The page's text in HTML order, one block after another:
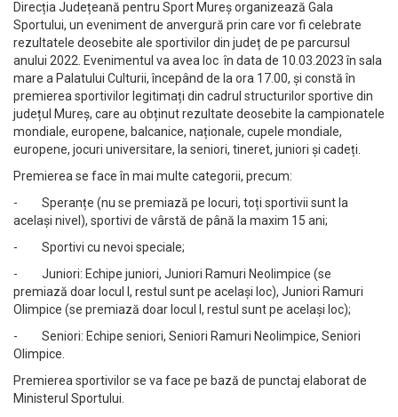
Direcția Județeană pentru Sport Mureș organizează Gala
Sportului, un eveniment de anvergură prin care vor fi celebrate
rezultatele deosebite ale sportivilor din județ de pe parcursul
anului 2022. Evenimentul va avea loc în data de 10.03.2023 în sala
mare a Palatului Culturii, începând de la ora 17.00, și constă în
premierea sportivilor legitimați din cadrul structurilor sportive din
județul Mureș, care au obținut rezultate deosebite la campionatele
mondiale, europene, balcanice, naționale, cupele mondiale,
europene, jocuri universitare, la seniori, tineret, juniori și cadeți.
Premierea se face în mai multe categorii, precum:
- Speranțe (nu se premiază pe locuri, toți sportivii sunt la
același nivel), sportivi de vârstă de până la maxim 15 ani;
- Sportivi cu nevoi speciale;
- Juniori: Echipe juniori, Juniori Ramuri Neolimpice (se
premiază doar locul I, restul sunt pe același loc), Juniori Ramuri
Olimpice (se premiază doar locul I, restul sunt pe același loc);
- Seniori: Echipe seniori, Seniori Ramuri Neolimpice, Seniori
Olimpice.
Premierea sportivilor se va face pe bază de punctaj elaborat de
Ministerul Sportului.